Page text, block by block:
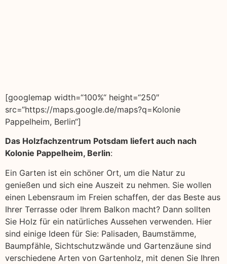
[googlemap width=“100%“ height=“250″
src=“https://maps.google.de/maps?q=Kolonie
Pappelheim, Berlin“]
Das Holzfachzentrum Potsdam liefert auch nach
Kolonie Pappelheim, Berlin:
Ein Garten ist ein schöner Ort, um die Natur zu
genießen und sich eine Auszeit zu nehmen. Sie wollen
einen Lebensraum im Freien schaffen, der das Beste aus
Ihrer Terrasse oder Ihrem Balkon macht? Dann sollten
Sie Holz für ein natürliches Aussehen verwenden. Hier
sind einige Ideen für Sie: Palisaden, Baumstämme,
Baumpfähle, Sichtschutzwände und Gartenzäune sind
verschiedene Arten von Gartenholz, mit denen Sie Ihren